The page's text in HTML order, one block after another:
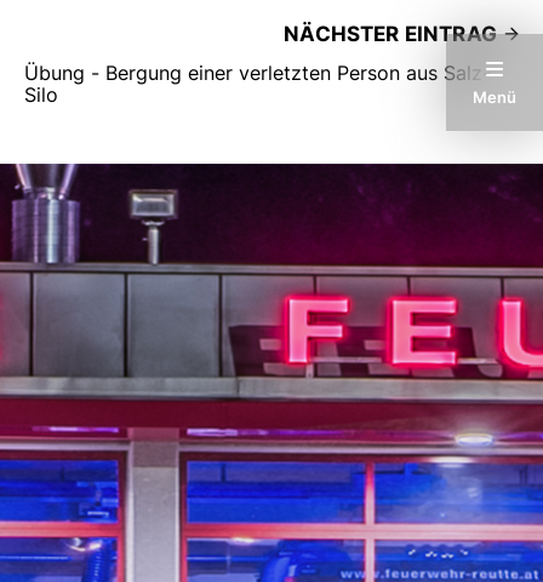
Menü
NÄCHSTER EINTRAG
Übung - Bergung einer verletzten Person aus Salz-
Silo